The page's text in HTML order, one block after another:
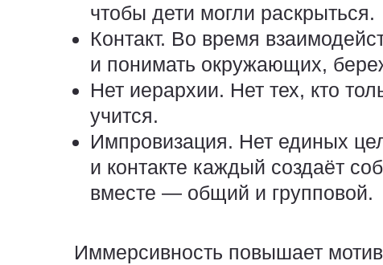
чтобы дети могли раскрыться.
Контакт. Во время
и понимать окружающих,
Нет иерархии. Нет тех, кто
учится.
Импровизация. Нет единых
и контакте каждый создаёт
вместе — общий и групповой.
Иммерсивность повышает